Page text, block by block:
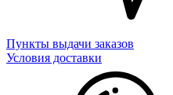
Пункты выдачи заказов
Условия доставки